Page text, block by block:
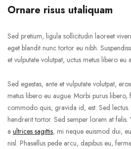
Ornare risus utaliquam
Sed pretium, ligula sollicitudin laoreet
eget blandit nunc tortor eu nibh.
et vulputate volutpat, uctus metus libero eu
Sed egestas, ante et vulputate volutpat,
metus libero eu augue. Morbi purus libero,
commodo quis, gravida id, est. Sed lectus.
hendrerit tortor. Sed semper lorem at felis.
a ultrices sagittis, mi neque euismod dui,
nisl. Phasellus pede arcu, dapibus eu,